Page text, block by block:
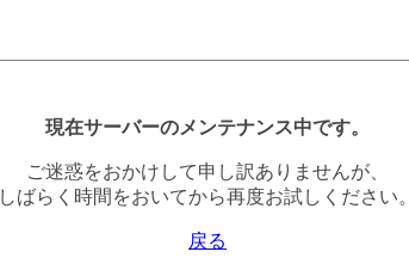
現在サーバーのメンテナンス中です。
ご迷惑をおかけして申し訳ありませんが、
しばらく時間をおいてから再度お試しください。
戻る